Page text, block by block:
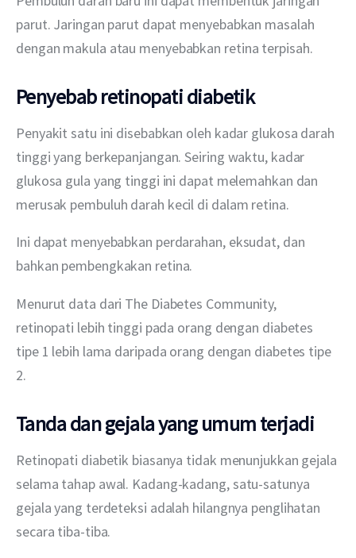
parut. Jaringan parut dapat menyebabkan masalah
dengan makula atau menyebabkan retina terpisah.
Penyebab retinopati diabetik
Penyakit satu ini disebabkan oleh kadar glukosa darah
tinggi yang berkepanjangan. Seiring waktu, kadar
glukosa gula yang tinggi ini dapat melemahkan dan
merusak pembuluh darah kecil di dalam retina.
Ini dapat menyebabkan perdarahan, eksudat, dan
bahkan pembengkakan retina.
Menurut data dari The Diabetes Community,
retinopati lebih tinggi pada orang dengan diabetes
tipe 1 lebih lama daripada orang dengan diabetes tipe
2.
Tanda dan gejala yang umum terjadi
Retinopati diabetik biasanya tidak menunjukkan gejala
selama tahap awal. Kadang-kadang, satu-satunya
gejala yang terdeteksi adalah hilangnya penglihatan
secara tiba-tiba.